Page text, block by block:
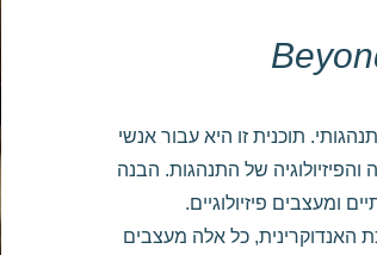
תוכנית זו היא עבור אנשי
של התנהגות. הבנה
ומעצבים פיזיולוגיים.
כל אלה מעצבים